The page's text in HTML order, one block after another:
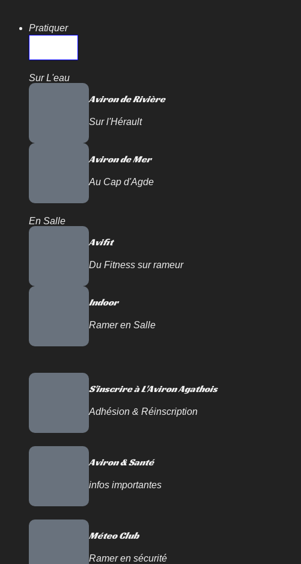
Pratiquer
Sur L'eau
Aviron de Rivière
Sur l'Hérault
Aviron de Mer
Au Cap d'Agde
En Salle
Avifit
Du Fitness sur rameur
Indoor
Ramer en Salle
S'inscrire à L'Aviron Agathois
Adhésion & Réinscription
Aviron & Santé
infos importantes
Méteo Club
Ramer en sécurité